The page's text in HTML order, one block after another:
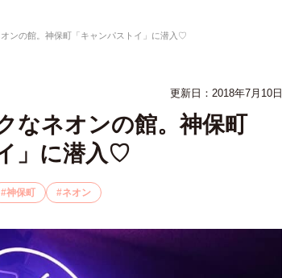
ンの館。神保町「キャンパストイ」に潜入♡
更新日：2018年7月10日
なネオンの館。神保町
」に潜入♡
神保町 ネオン